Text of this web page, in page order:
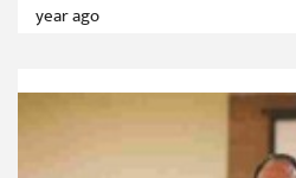
year ago